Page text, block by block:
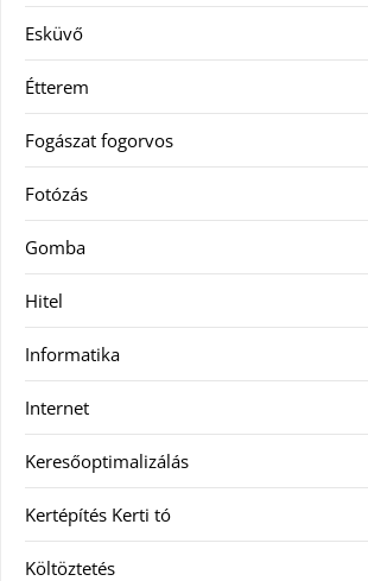
Esküvő
Étterem
Fogászat fogorvos
Fotózás
Gomba
Hitel
Informatika
Internet
Keresőoptimalizálás
Kertépítés Kerti tó
Költöztetés